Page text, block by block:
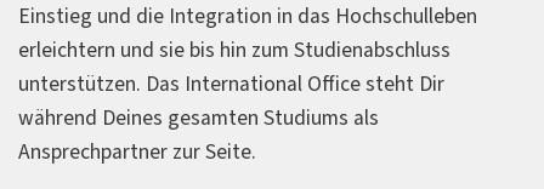
Einstieg und die Integration in das Hochschulleben
erleichtern und sie bis hin zum Studienabschluss
unterstützen. Das International Office steht Dir
während Deines gesamten Studiums als
Ansprechpartner zur Seite.